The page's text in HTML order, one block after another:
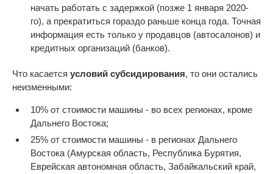
начать работать с задержкой (позже 1 января 2020-
го), а прекратиться гораздо раньше конца года. Точная
информация есть только у продавцов (автосалонов) и
кредитных организаций (банков).
Что касается условий субсидирования, то они остались
неизменными:
10% от стоимости машины - во всех регионах, кроме
Дальнего Востока;
25% от стоимости машины - в регионах Дальнего
Востока (Амурская область, Республика Бурятия,
Еврейская автономная область, Забайкальский край,